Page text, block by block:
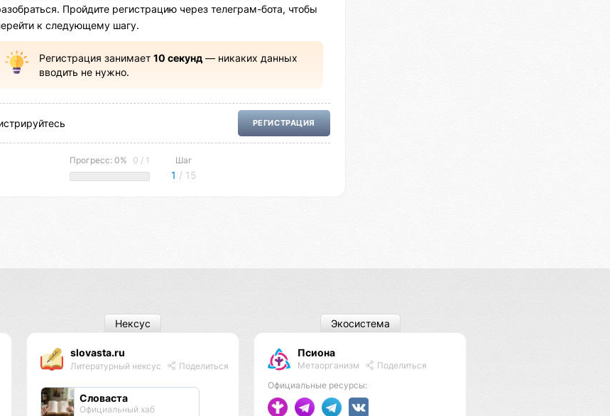
Пройдите регистрацию через телеграм-бота, чтобы
к следующему шагу.
Регистрация занимает 10 секунд— никаких данных
вводить не нужно.
РЕГИСТРАЦИЯ
Прогресс: 0% 0 / 1 Шаг
1 / 15
slovasta.ru
Литературный нексус Поделиться
Словаста
Официальный хаб
Нексус
Псиона
Метаорганизм
Поделиться
Официальные ресурсы:
Экосистема